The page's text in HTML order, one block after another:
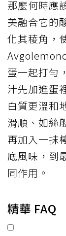
那麼何時應
美融合它的
化其稜角，
蛋一起打勻
汁先加進蛋
白質更溫和
滑順、如絲
再加入一抹
底風味，到
同作用。
精華 FAQ